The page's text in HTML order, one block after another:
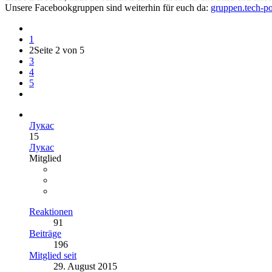
Unsere Facebookgruppen sind weiterhin für euch da: gruppen.tech-
1
2Seite 2 von 5
3
4
5
Лукас
15
Лукас
Mitglied
Reaktionen
91
Beiträge
196
Mitglied seit
29. August 2015